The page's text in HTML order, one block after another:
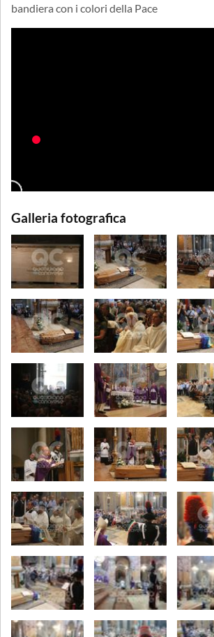
bandiera con i colori della Pace
Galleria fotografica